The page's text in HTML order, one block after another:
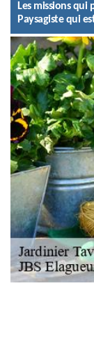
Les missions qui
Paysagiste qui